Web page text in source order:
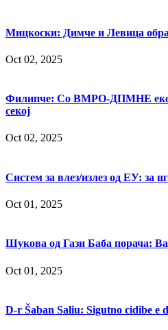
Мицкоски: Димче и Левица
Oct 02, 2025
Филипче: Со ВМРО-ДПМНЕ
секој
Oct 02, 2025
Систем за влез/излез од ЕУ: за
Oct 01, 2025
Шукова од Гази Баба порача:
Oct 01, 2025
D-r Šaban Saliu: Sigutno cidibe e